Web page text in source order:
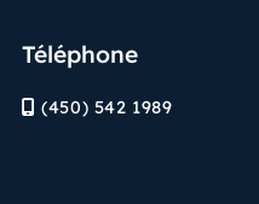
Téléphone
(450) 542 1989